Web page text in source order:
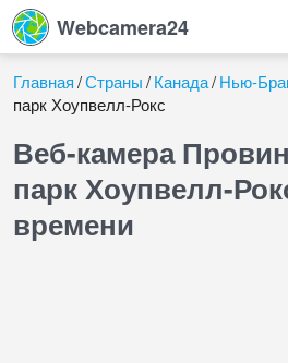
Webcamera24
Главная Страны Канада Нью-
парк Хоупвелл-Рокс
Веб-камера
парк Хоупвелл-
времени